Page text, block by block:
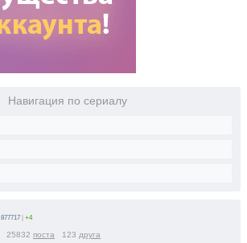
Навигация по сериалу
877717 +4
25832 поста 123 друга